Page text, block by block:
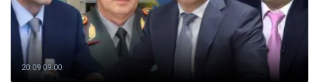
20.09 09:00